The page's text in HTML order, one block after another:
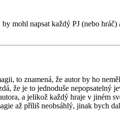
mohl napsat každý PJ (nebo
to znamená, že autor by ho
že je to jednoduše
a jelikož každý hraje v jiném
až příliš neobsáhlý, jinak bych